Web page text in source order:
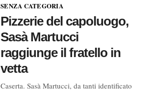
SENZA CATEGORIA
Pizzerie del capoluogo,
Sasà Martucci
raggiunge il fratello in
vetta
Caserta. Sasà Martucci, da tanti identificato